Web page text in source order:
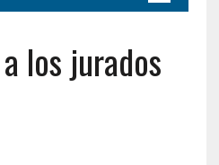
los jurados